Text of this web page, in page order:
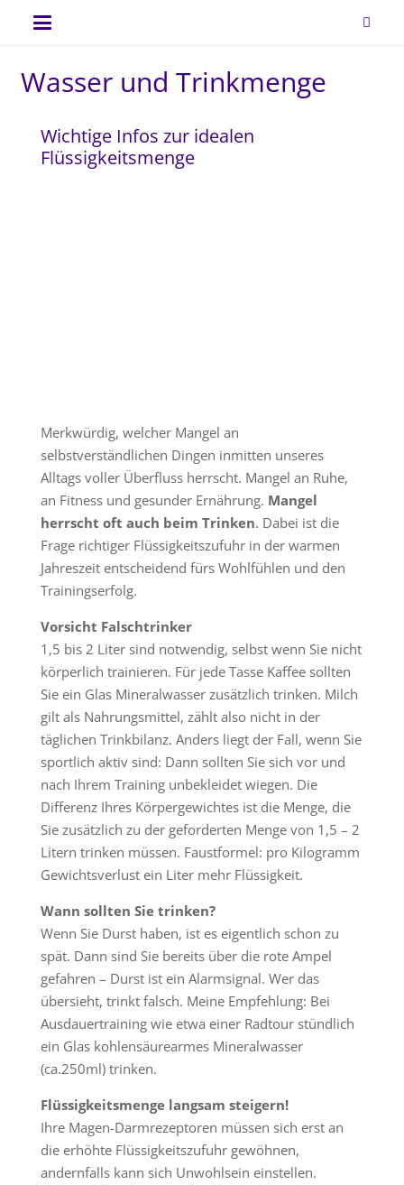
Wasser und Trinkmenge
Wichtige Infos zur idealen
Flüssigkeitsmenge
Merkwürdig, welcher Mangel an
selbstverständlichen Dingen inmitten unseres
Alltags voller Überfluss herrscht. Mangel an Ruhe,
an Fitness und gesunder Ernährung. Mangel
herrscht oft auch beim Trinken. Dabei ist die
Frage richtiger Flüssigkeitszufuhr in der warmen
Jahreszeit entscheidend fürs Wohlfühlen und den
Trainingserfolg.
Vorsicht Falschtrinker
1,5 bis 2 Liter sind notwendig, selbst wenn Sie nicht
körperlich trainieren. Für jede Tasse Kaffee sollten
Sie ein Glas Mineralwasser zusätzlich trinken. Milch
gilt als Nahrungsmittel, zählt also nicht in der
täglichen Trinkbilanz. Anders liegt der Fall, wenn Sie
sportlich aktiv sind: Dann sollten Sie sich vor und
nach Ihrem Training unbekleidet wiegen. Die
Differenz Ihres Körpergewichtes ist die Menge, die
Sie zusätzlich zu der geforderten Menge von 1,5 – 2
Litern trinken müssen. Faustformel: pro Kilogramm
Gewichtsverlust ein Liter mehr Flüssigkeit.
Wann sollten Sie trinken?
Wenn Sie Durst haben, ist es eigentlich schon zu
spät. Dann sind Sie bereits über die rote Ampel
gefahren – Durst ist ein Alarmsignal. Wer das
übersieht, trinkt falsch. Meine Empfehlung: Bei
Ausdauertraining wie etwa einer Radtour stündlich
ein Glas kohlensäurearmes Mineralwasser
(ca.250ml) trinken.
Flüssigkeitsmenge langsam steigern!
Ihre Magen-Darmrezeptoren müssen sich erst an
die erhöhte Flüssigkeitszufuhr gewöhnen,
andernfalls kann sich Unwohlsein einstellen.